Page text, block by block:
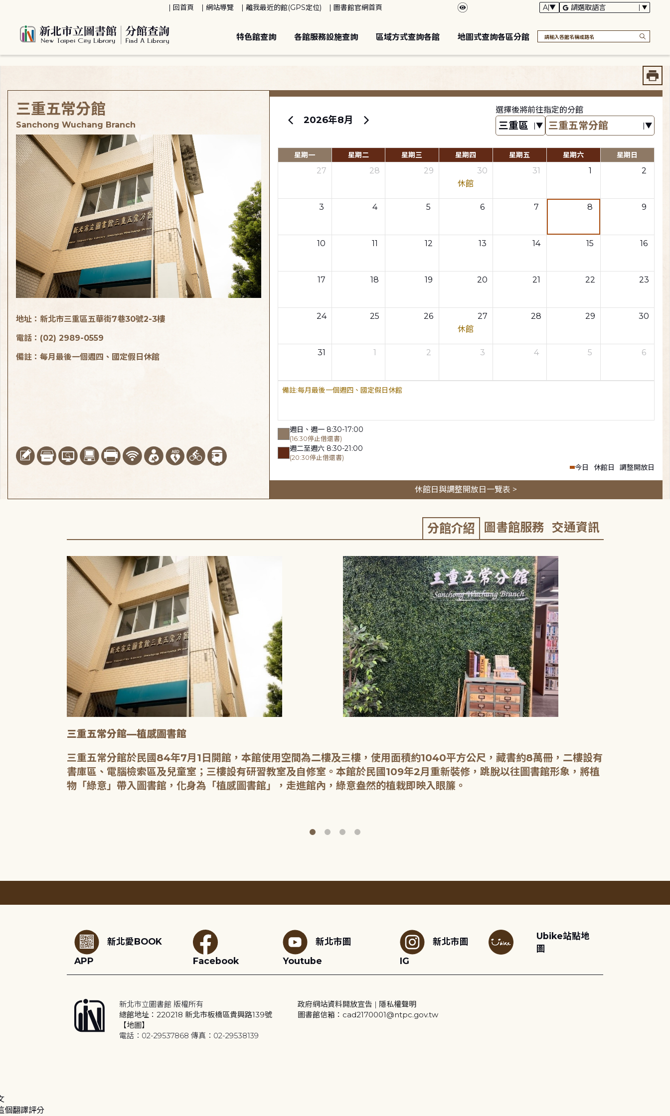
回首頁 網站導覽 離我最近的館(GPS定位) 圖書館官網首頁
特色館查詢 各館服務設施查詢 區域方式查詢各館 地圖式查詢各區分館
2026年8月
選擇後將前往指定的分館
星期一 星期二 星期三 星期四 星期五 星期六 星期日
27 28 29
30
休館
31 1 2
3 4 5 6 7 8 9
10 11 12 13 14 15 16
17 18 19 20 21 22 23
24 25 26
27
休館
28 29 30
31 1 2 3 4 5 6
每月最後一個週四、國定假日休館
週日、週一 8:30-17:00
(16:30停止借還書)
週二至週六 8:30-21:00
(20:30停止借還書)
今日 休館日 調整開放日
休館日與調整開放日一覽表 >
三重五常分館
Sanchong Wuchang Branch
地址：新北市三重區五華街7巷30號2-3樓
電話：(02) 2989-0559
備註：每月最後一個週四、國定假日休館
分館介紹 圖書館服務 交通資訊
三重五常分館—植感圖書館
三重五常分館於民國84年7月1日開館，本館使用空間為二樓及三樓，使用面積約1040平方公尺，藏書約8萬冊，二樓設有
書庫區、電腦檢索區及兒童室；三樓設有研習教室及自修室。本館於民國109年2月重新裝修，跳脫以往圖書館形象，將植
物「綠意」帶入圖書館，化身為「植感圖書館」，走進館內，綠意盎然的植栽即映入眼簾。
新北愛BOOK
APP
Facebook
新北市圖
Youtube
新北市圖
IG
Ubike站點地
圖
新北市立圖書館 版權所有
總館地址：220218 新北市板橋區貴興路139號
【地圖】
電話：02-29537868 傳真：02-29538139
政府網站資料開放宣告 | 隱私權聲明
圖書館信箱：cad2170001@ntpc.gov.tw
個翻譯評分